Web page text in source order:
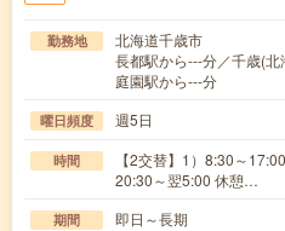
勤務地
北海道千歳市
長都駅から---分／千歳(
庭園駅から---分
曜日頻度 週5日
時間
【2交替】1）8:30～
20:30～翌5:00 休憩…
期間 即日～長期